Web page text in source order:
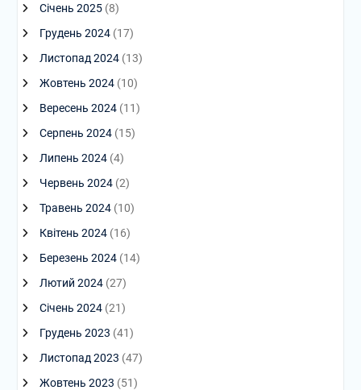
Січень 2025(8)
Грудень 2024(17)
Листопад 2024(13)
Жовтень 2024(10)
Вересень 2024(11)
Серпень 2024(15)
Липень 2024(4)
Червень 2024(2)
Травень 2024(10)
Квітень 2024(16)
Березень 2024(14)
Лютий 2024(27)
Січень 2024(21)
Грудень 2023 (41)
Листопад 2023 (47)
Жовтень 2023 (51)